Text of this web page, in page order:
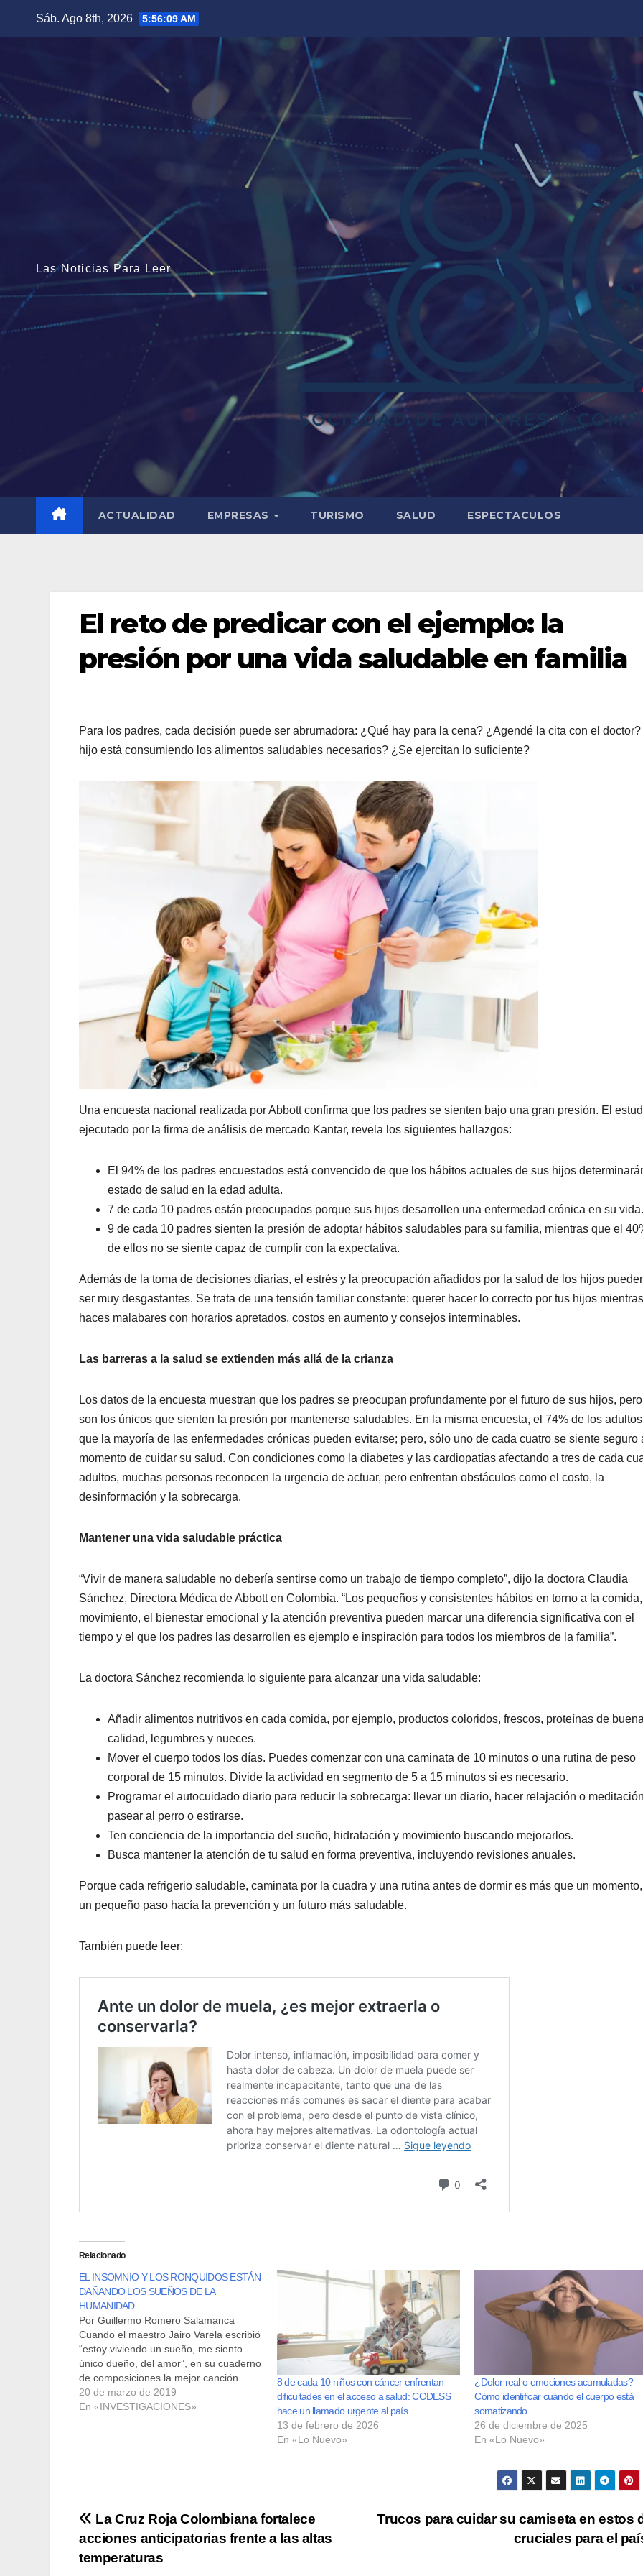
Sáb. Ago 8th, 2026 5:56:10 AM
Las Noticias Para Leer
ACTUALIDAD EMPRESAS TURISMO SALUD ESPECTACULOS
El reto de predicar con el ejemplo: la
presión por una vida saludable en familia
Para los padres, cada decisión puede ser abrumadora: ¿Qué hay para la cena? ¿Agendé la cita con el
hijo está consumiendo los alimentos saludables necesarios? ¿Se ejercitan lo suficiente?
Una encuesta nacional realizada por Abbott confirma que los padres se sienten bajo una gran presión. El
ejecutado por la firma de análisis de mercado Kantar, revela los siguientes hallazgos:
El 94% de los padres encuestados está convencido de que los hábitos actuales de sus hijos
estado de salud en la edad adulta.
7 de cada 10 padres están preocupados porque sus hijos desarrollen una enfermedad crónica en su vida.
9 de cada 10 padres sienten la presión de adoptar hábitos saludables para su familia, mientras que el
de ellos no se siente capaz de cumplir con la expectativa.
Además de la toma de decisiones diarias, el estrés y la preocupación añadidos por la salud de los hijos
ser muy desgastantes. Se trata de una tensión familiar constante: querer hacer lo correcto por tus hijos mientras
haces malabares con horarios apretados, costos en aumento y consejos interminables.
Las barreras a la salud se extienden más allá de la crianza
Los datos de la encuesta muestran que los padres se preocupan profundamente por el futuro de sus hijos,
son los únicos que sienten la presión por mantenerse saludables. En la misma encuesta, el 74% de los
que la mayoría de las enfermedades crónicas pueden evitarse; pero, sólo uno de cada cuatro se siente seguro
momento de cuidar su salud. Con condiciones como la diabetes y las cardiopatías afectando a tres de cada
adultos, muchas personas reconocen la urgencia de actuar, pero enfrentan obstáculos como el costo, la
desinformación y la sobrecarga.
Mantener una vida saludable práctica
“Vivir de manera saludable no debería sentirse como un trabajo de tiempo completo”, dijo la doctora Claudia
Sánchez, Directora Médica de Abbott en Colombia. “Los pequeños y consistentes hábitos en torno a la comida,
movimiento, el bienestar emocional y la atención preventiva pueden marcar una diferencia significativa con el
tiempo y el que los padres las desarrollen es ejemplo e inspiración para todos los miembros de la familia”.
La doctora Sánchez recomienda lo siguiente para alcanzar una vida saludable:
Añadir alimentos nutritivos en cada comida, por ejemplo, productos coloridos, frescos, proteínas de buena
calidad, legumbres y nueces.
Mover el cuerpo todos los días. Puedes comenzar con una caminata de 10 minutos o una rutina de peso
corporal de 15 minutos. Divide la actividad en segmento de 5 a 15 minutos si es necesario.
Programar el autocuidado diario para reducir la sobrecarga: llevar un diario, hacer relajación o
pasear al perro o estirarse.
Ten conciencia de la importancia del sueño, hidratación y movimiento buscando mejorarlos.
Busca mantener la atención de tu salud en forma preventiva, incluyendo revisiones anuales.
Porque cada refrigerio saludable, caminata por la cuadra y una rutina antes de dormir es más que un
un pequeño paso hacía la prevención y un futuro más saludable.
También puede leer:
Relacionado
EL INSOMNIO Y LOS RONQUIDOS ESTÁN
DAÑANDO LOS SUEÑOS DE LA
HUMANIDAD
Por Guillermo Romero Salamanca
Cuando el maestro Jairo Varela escribió
“estoy viviendo un sueño, me siento
único dueño, del amor”, en su cuaderno
de composiciones la mejor canción
salsera de Colombia, “Nuestro sueño”
no se imaginó que treinta años
20 de marzo de 2019
En «INVESTIGACIONES»
8 de cada 10 niños con cáncer enfrentan
dificultades en el acceso a salud: CODESS
hace un llamado urgente al país
13 de febrero de 2026
En «Lo Nuevo»
¿Dolor real o emociones acumuladas?
Cómo identificar cuándo el cuerpo está
somatizando
26 de diciembre de 2025
En «Lo Nuevo»
Navegación
de
Trucos para cuidar su camiseta en estos
cruciales para el
La Cruz Roja Colombiana fortalece
acciones anticipatorias frente a las altas
temperaturas